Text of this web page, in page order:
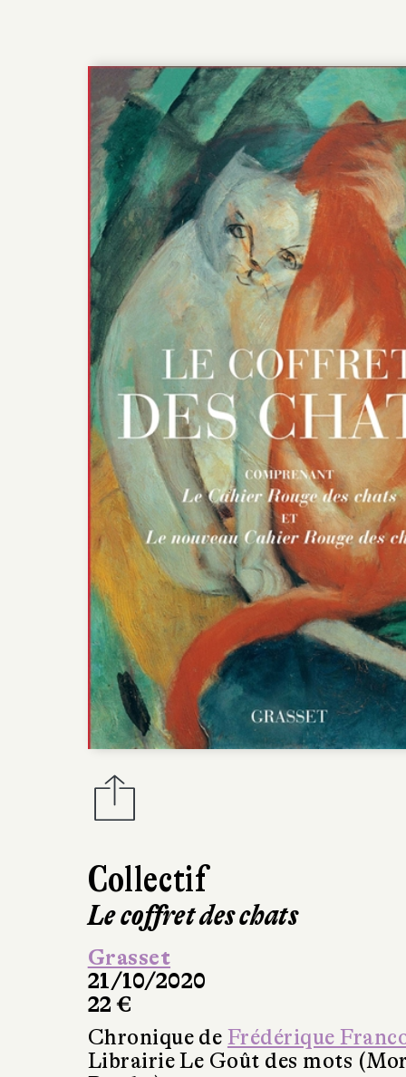
Collectif
Le coffret des chats
Grasset
21/10/2020
22 €
Chronique de Frédérique
Librairie Le Goût des mots